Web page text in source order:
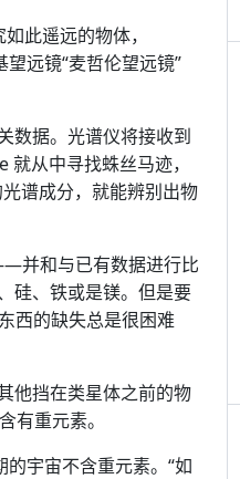
此遥远的物体，
远镜“麦哲伦望远镜”
数据。光谱仪将接收到
从中寻找蛛丝马迹，
谱成分，就能辨别出物
并和与已有数据进行比
硅、铁或是镁。但是要
西的缺失总是很困难
他挡在类星体之前的物
有重元素。
宇宙不含重元素。“如